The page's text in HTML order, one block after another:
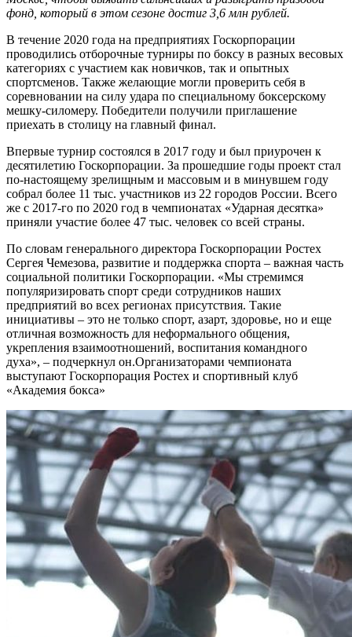
фонд, который в этом сезоне достиг 3,6 млн рублей.
В течение 2020 года на предприятиях Госкорпорации
проводились отборочные турниры по боксу в разных весовых
категориях с участием как новичков, так и опытных
спортсменов. Также желающие могли проверить себя в
соревновании на силу удара по специальному боксерскому
мешку-силомеру. Победители получили приглашение
приехать в столицу на главный финал.
Впервые турнир состоялся в 2017 году и был приурочен к
десятилетию Госкорпорации. За прошедшие годы проект стал
по-настоящему зрелищным и массовым и в минувшем году
собрал более 11 тыс. участников из 22 городов России. Всего
же с 2017-го по 2020 год в чемпионатах «Ударная десятка»
приняли участие более 47 тыс. человек со всей страны.
По словам генерального директора Госкорпорации Ростех
Сергея Чемезова, развитие и поддержка спорта – важная часть
социальной политики Госкорпорации. «Мы стремимся
популяризировать спорт среди сотрудников наших
предприятий во всех регионах присутствия. Такие
инициативы – это не только спорт, азарт, здоровье, но и еще
отличная возможность для неформального общения,
укрепления взаимоотношений, воспитания командного
духа», – подчеркнул он.Организаторами чемпионата
выступают Госкорпорация Ростех и спортивный клуб
«Академия бокса»